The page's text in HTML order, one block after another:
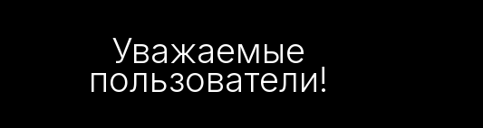
Уважаемые
пользователи!